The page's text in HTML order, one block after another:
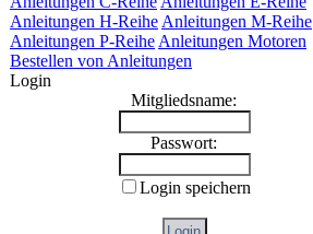
Anleitungen H-Reihe Anleitungen M-Reihe
Anleitungen P-Reihe Anleitungen Motoren
Bestellen von Anleitungen
Login
Mitgliedsname:
Passwort:
Login speichern